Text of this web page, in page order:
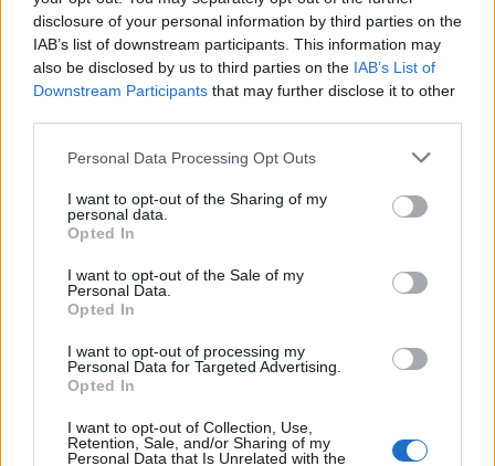
disclosure of your personal information by third parties on the
IAB’s list of downstream participants. This information may
also be disclosed by us to third parties on the IAB’s List of
Downstream Participants that may further disclose it to other
Personal Data Processing Opt Outs
I want to opt-out of the Sharing of my
personal data.
Opted In
I want to opt-out of the Sale of my
Personal Data.
Opted In
I want to opt-out of processing my
Personal Data for Targeted Advertising.
Opted In
I want to opt-out of Collection, Use,
Retention, Sale, and/or Sharing of my
Personal Data that Is Unrelated with the